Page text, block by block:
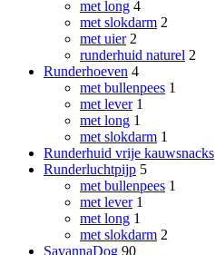
met long 4
met slokdarm 2
met uier 2
runderhuid naturel 2
Runderhoeven 4
met bullenpees 1
met lever 1
met long 1
met slokdarm 1
Runderhuid vrije kauwsnacks
Runderluchtpijp 5
met bullenpees 1
met lever 1
met long 1
met slokdarm 2
SavannaDog 90